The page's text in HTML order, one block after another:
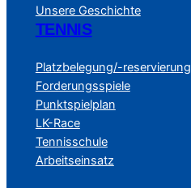
Unsere Geschichte
TENNIS
Platzbelegung/-reservierung
Forderungsspiele
Punktspielplan
LK-Race
Tennisschule
Arbeitseinsatz